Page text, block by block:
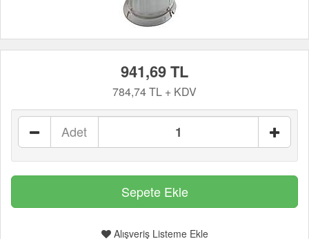
941,69 TL
784,74 TL + KDV
Adet
Alışveriş Listeme Ekle